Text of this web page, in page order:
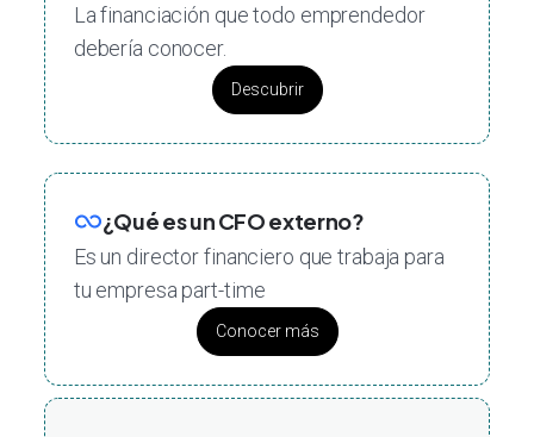
La financiación que todo emprendedor
debería conocer.
Descubrir
¿Qué es un CFO externo?
Es un director financiero que trabaja para
tu empresa part-time
Conocer más